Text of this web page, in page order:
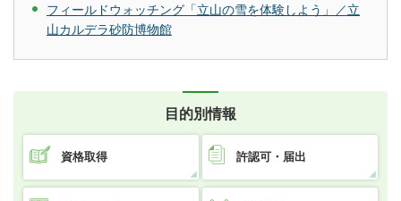
フィールドウォッチング「立山の雪を体験しよう」／立
山カルデラ砂防博物館
目的別情報
資格取得 許認可・届出